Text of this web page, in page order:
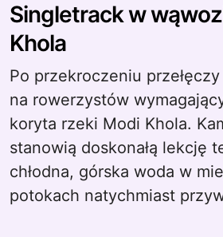
Singletrack w
Khola
Po przekroczeniu
na rowerzystów
koryta rzeki Modi Khola.
stanowią doskonałą lekcję
chłodna, górska woda w
potokach natychmiast